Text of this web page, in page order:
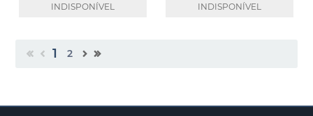
INDISPONÍVEL INDISPONÍVEL
1 2